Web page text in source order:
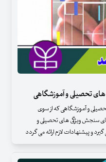
تحصیلی و آموزشگاهی
و آموزشگاهی که از سوی
سنجش ویژگی های تحصیلی و
و پیشنهادات لازم ارائه می گردد